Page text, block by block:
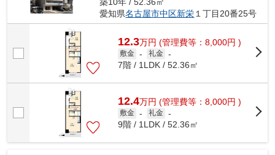
愛知県名古屋市中区新栄 １丁目20番25号
12.3万円 (管理費等：8,000円 )
敷金 - 礼金 -
7階 / 1LDK / 52.36㎡
12.4万円 (管理費等：8,000円 )
敷金 - 礼金 -
9階 / 1LDK / 52.36㎡